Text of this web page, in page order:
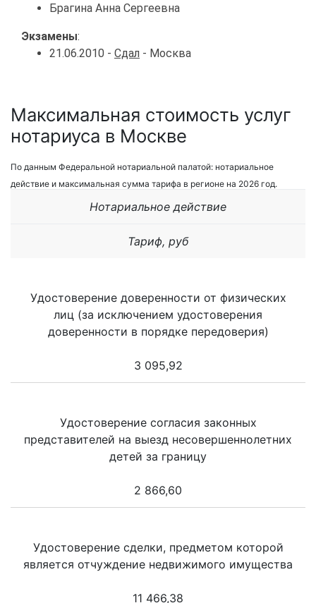
Брагина Анна Сергеевна
Экзамены:
21.06.2010 - Сдал - Москва
Максимальная стоимость услуг
нотариуса в Москве
По данным Федеральной нотариальной палатой: нотариальное
действие и максимальная сумма тарифа в регионе на 2026 год.
Нотариальное действие
Тариф, руб
Удостоверение доверенности от физических
лиц (за исключением удостоверения
доверенности в порядке передоверия)
3 095,92
Удостоверение согласия законных
представителей на выезд несовершеннолетних
детей за границу
2 866,60
Удостоверение сделки, предметом которой
является отчуждение недвижимого имущества
11 466,38